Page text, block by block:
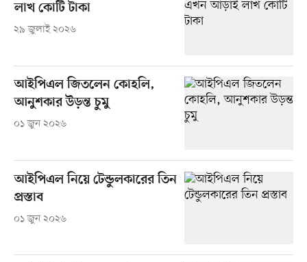
লাখ কোটি টাকা
২৯ জুলাই ২০২৬
আইপিএল জিতলেন কোহলি,
আনুশকার উড়ন্ত চুমু
০১ জুন ২০২৬
আইপিএল নিয়ে টেন্ডুলকারের তিন
প্রস্তাব
০১ জুন ২০২৬